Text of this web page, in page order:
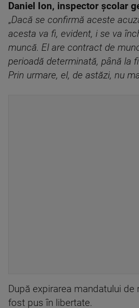
Daniel Ion, inspector școlar
„Dacă se confirmă aceste
acesta va fi, evident, i se va
muncă. El are contract de
perioadă determinată, până la
Prin urmare, el, de astăzi, nu
După expirarea mandatului de
fost pus în libertate.